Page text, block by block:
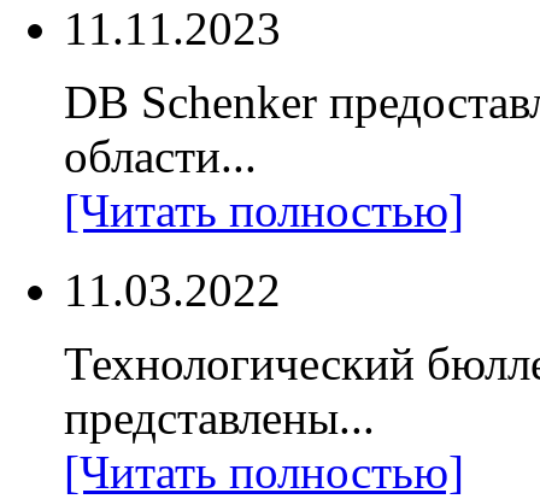
11.11.2023
DB Schenker
области...
[Читать полностью]
11.03.2022
Технологический
представлены...
[Читать полностью]